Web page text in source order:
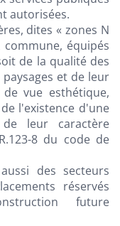
autorisées.
dites « zones N
équipés
de la qualité des
et de leur
vue esthétique,
l'existence d'une
leur caractère
8 du code de
des secteurs
réservés
future